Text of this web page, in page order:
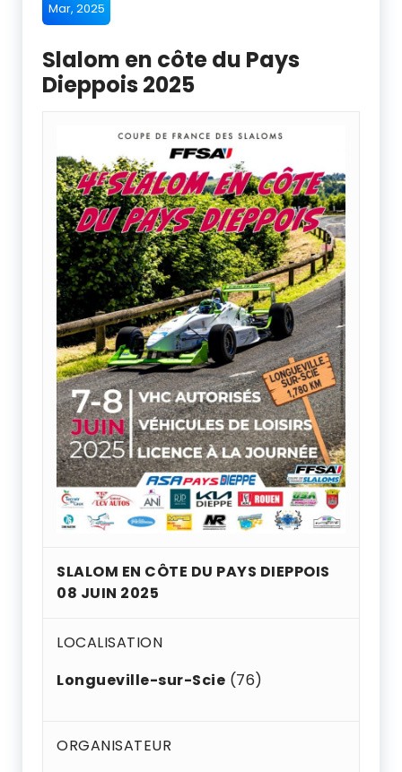
Mar, 2025
Slalom en côte du Pays
Dieppois 2025
SLALOM EN CÔTE DU PAYS DIEPPOIS
08 JUIN 2025
LOCALISATION
Longueville-sur-Scie (76)
ORGANISATEUR